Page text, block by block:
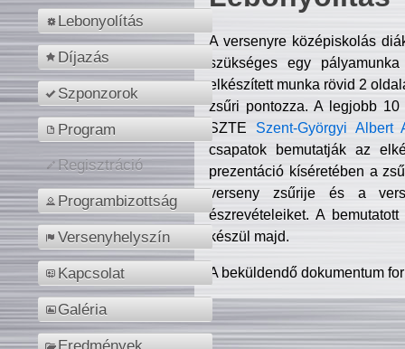
Lebonyolítás
Díjazás
Szponzorok
Program
Regisztráció
Programbizottság
Versenyhelyszín
Kapcsolat
Galéria
Eredmények
A versenyre középiskolás
szükséges egy
elkészített munka rövid 2
zsűri pontozza. A legjobb
SZTE Szent-Györgyi Albert
csapatok bemutatják az
prezentáció kíséretében a
verseny zsűrije és a
észrevételeiket. A
készül majd.
A beküldendő dokumentum